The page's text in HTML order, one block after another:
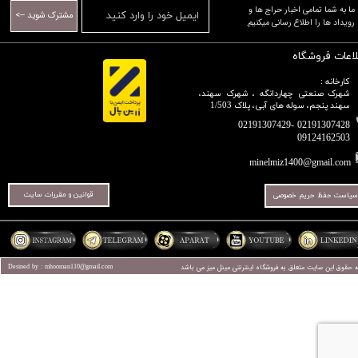
فروشگاه
کارخانه :
شهرک صنعتی چهاردانگه ، شهرک سهند،
سهند پنجم، سوله های آبی، پلاک 1/503
02191307428 -02191307429
09124162503​​​​​​​​​​​​​​​​​​​​​
minelmiz1400@gmail.com
​​​​​​​ما به شما تمامی اخبار حراج ها و
رویداد ها را اطلاع رسانی میکنیم.​​​​​​​
مشترک شوید -->
سیاست حفظ حریم خصوصی قوانین و مقررات سایت
حقوق این سایت متعلق به فروشگاه اینترنتی مینل میز می باشد Desined by : mhooman110@gmail.com